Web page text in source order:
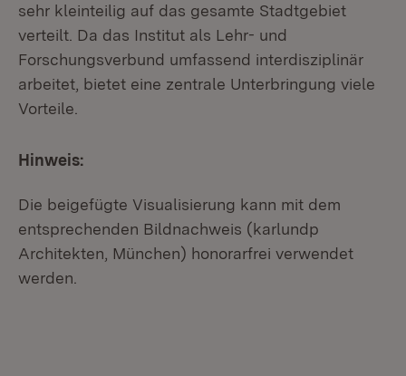
sehr kleinteilig auf das gesamte Stadtgebiet
verteilt. Da das Institut als Lehr- und
Forschungsverbund umfassend interdisziplinär
arbeitet, bietet eine zentrale Unterbringung viele
Vorteile.
Hinweis:
Die beigefügte Visualisierung kann mit dem
entsprechenden Bildnachweis (karlundp
Architekten, München) honorarfrei verwendet
werden.